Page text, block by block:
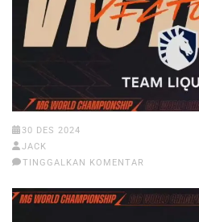
30 DES 2024
JACK
TINGGALKAN KOMENTAR